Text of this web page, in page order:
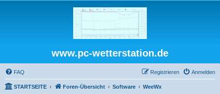
www.pc-wetterstation.de
FAQ Anmelden
Registrieren
STARTSEITE Foren-Übersicht Software WeeWx